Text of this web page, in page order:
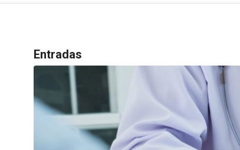
Entradas